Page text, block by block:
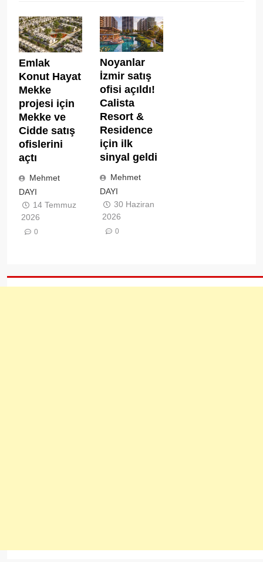
Emlak
Konut Hayat
Mekke
projesi için
Mekke ve
Cidde satış
ofislerini
açtı
Mehmet
DAYI
14 Temmuz
2026
0
Noyanlar
İzmir satış
ofisi açıldı!
Calista
Resort &
Residence
için ilk
sinyal geldi
Mehmet
DAYI
30 Haziran
2026
0